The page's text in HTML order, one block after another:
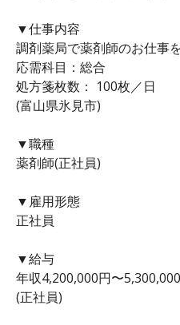
▼仕事内容
調剤薬局で薬剤師のお仕事
応需科目：総合
処方箋枚数： 100枚／日
(富山県氷見市)
▼職種
薬剤師(正社員)
▼雇用形態
正社員
▼給与
年収4,200,000円〜
(正社員)